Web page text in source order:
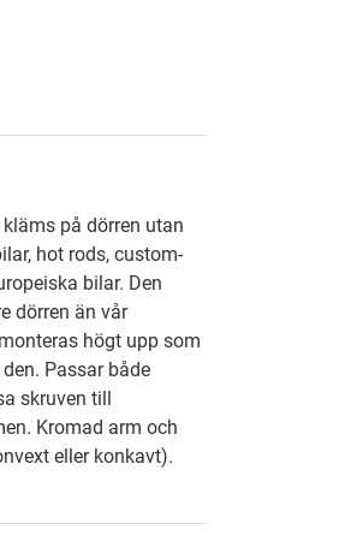
på dörren utan
hot rods, custom-
bilar. Den
dörren än vår
högt upp som
Passar både
skruven till
Kromad arm och
eller konkavt).